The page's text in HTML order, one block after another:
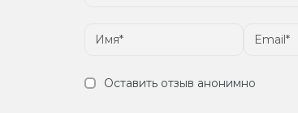
Оставить отзыв анонимно